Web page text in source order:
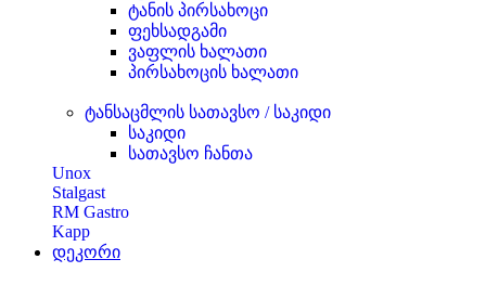
ტანის პირსახოცი
ფეხსადგამი
ვაფლის ხალათი
პირსახოცის ხალათი
ტანსაცმლის სათავსო / საკიდი
საკიდი
სათავსო ჩანთა
Unox
Stalgast
RM Gastro
Kapp
დეკორი